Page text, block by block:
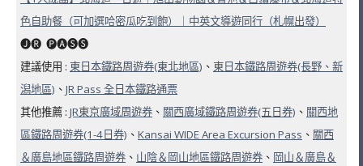
色自助餐（可加選哈密瓜吃到飽）｜中英文導遊同行（札幌出發）
🅙🅡 ​ 🅟🅐🅢🅢
建議使用 : 東日本鐵路周遊券(東北地區) 、 東日本鐵路周遊券(長野、新
潟地區) 、 JR Pass 全日本鐵路通票
其他推薦 : JR東京廣域周遊券 、 關西廣域鐵路周遊券(五日券) 、 關西地
區鐵路周遊券(1-4日券) 、 Kansai WIDE Area Excursion Pass 、 關西
＆廣島地區鐵路周遊券 、 山陰＆岡山地區鐵路周遊券 、 岡山＆廣島＆